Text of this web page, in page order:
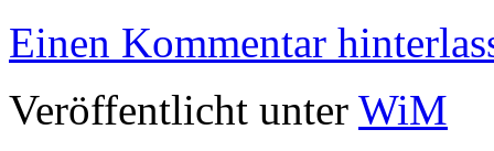
Einen Kommentar
Veröffentlicht unter WiM